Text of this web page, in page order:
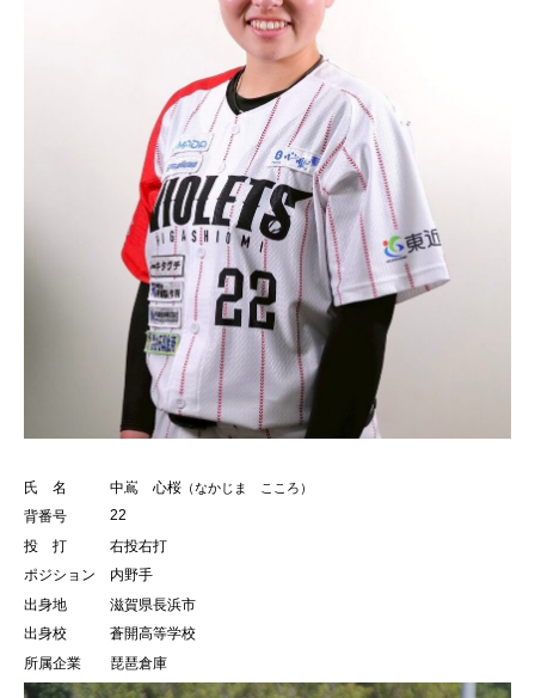
氏 名 中嶌 心桜 （なかじま こころ）
背番号
22
投 打
右投右打
ポジション
内野手
出身地
滋賀県長浜市
出身校
蒼開高等学校
所属企業
琵琶倉庫